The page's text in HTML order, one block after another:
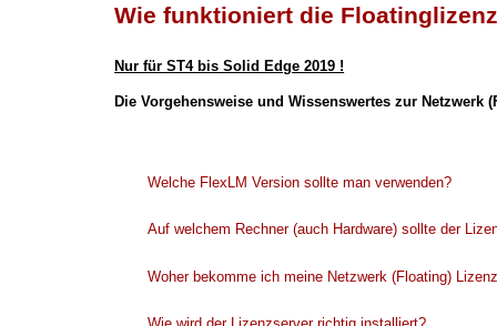
Wie funktioniert die
Nur für ST4 bis Solid Edge 2019 !
Die Vorgehensweise und Wissenswertes zur
Welche FlexLM Version sollte man verwenden?
Auf welchem Rechner (auch Hardware) sollte der
Woher bekomme ich meine Netzwerk (Floating)